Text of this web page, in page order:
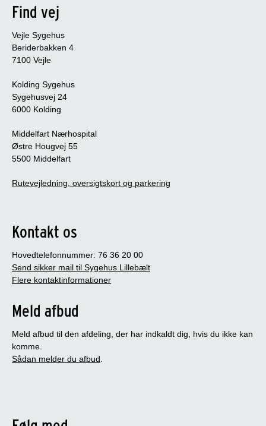
Find vej
Vejle Sygehus
Beriderbakken 4
7100 Vejle
Kolding Sygehus
Sygehusvej 24
6000 Kolding
Middelfart Nærhospital
Østre Hougvej 55
5500 Middelfart
Rutevejledning, oversigtskort og parkering
Kontakt os
Hovedtelefonnummer: 76 36 20 00
Send sikker mail til Sygehus Lillebælt
Flere kontaktinformationer
Meld afbud
Meld afbud til den afdeling, der har indkaldt dig, hvis du ikke kan
komme.
Sådan melder du afbud.